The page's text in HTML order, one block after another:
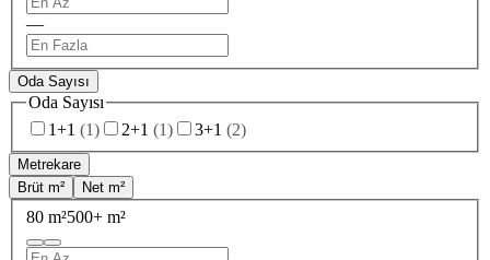
—
Oda Sayısı
Oda Sayısı
1+1 (1) 2+1 (1) 3+1 (2)
Metrekare
Brüt m²
Net m²
80 m²500+ m²